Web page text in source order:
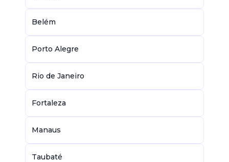
Belém
Porto Alegre
Rio de Janeiro
Fortaleza
Manaus
Taubaté